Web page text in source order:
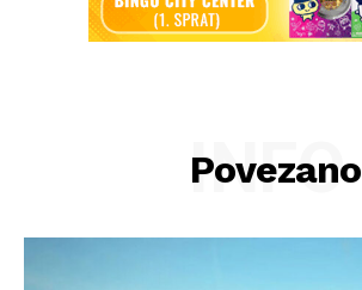
Povezano
INFO